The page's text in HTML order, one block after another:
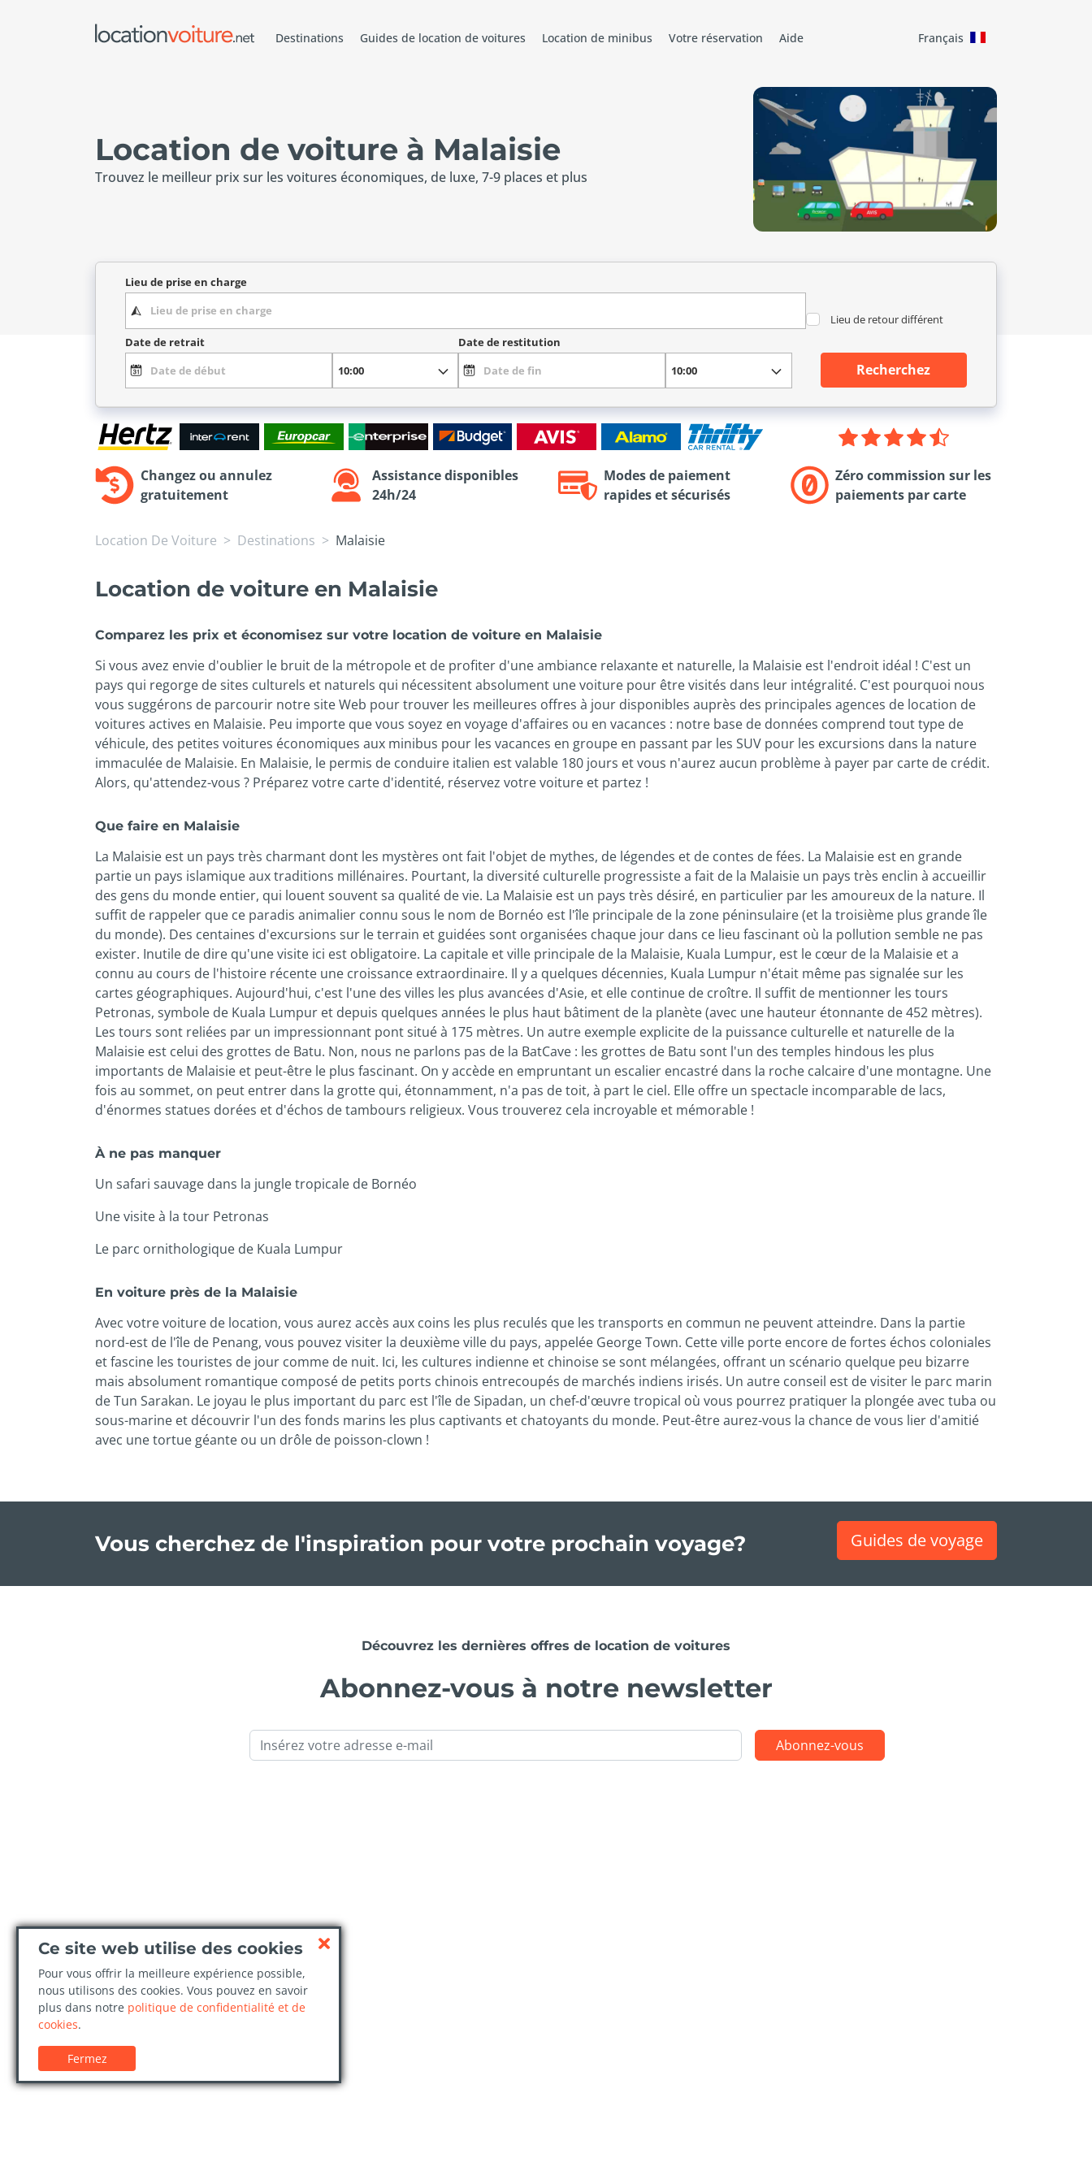
Destinations Guides de location de voitures Location de minibus Votre réservation Aide Français
Location de voiture à Malaisie
Trouvez le meilleur prix sur les voitures économiques, de luxe, 7-9 places et plus
Lieu de prise en charge
Lieu de retour différent
Date de retrait
Date de restitution
Recherchez
Changez ou annulez
gratuitement
Assistance disponibles
24h/24
Modes de paiement
rapides et sécurisés
Zéro commission sur les
paiements par carte
Location De Voiture Destinations Malaisie
Location de voiture en Malaisie
Comparez les prix et économisez sur votre location de voiture en Malaisie
Si vous avez envie d'oublier le bruit de la métropole et de profiter d'une ambiance relaxante et naturelle, la Malaisie est l'endroit idéal ! C'est un
pays qui regorge de sites culturels et naturels qui nécessitent absolument une voiture pour être visités dans leur intégralité. C'est pourquoi nous
vous suggérons de parcourir notre site Web pour trouver les meilleures offres à jour disponibles auprès des principales agences de location de
voitures actives en Malaisie. Peu importe que vous soyez en voyage d'affaires ou en vacances : notre base de données comprend tout type de
véhicule, des petites voitures économiques aux minibus pour les vacances en groupe en passant par les SUV pour les excursions dans la nature
immaculée de Malaisie. En Malaisie, le permis de conduire italien est valable 180 jours et vous n'aurez aucun problème à payer par carte de crédit.
Alors, qu'attendez-vous ? Préparez votre carte d'identité, réservez votre voiture et partez !
Que faire en Malaisie
La Malaisie est un pays très charmant dont les mystères ont fait l'objet de mythes, de légendes et de contes de fées. La Malaisie est en grande
partie un pays islamique aux traditions millénaires. Pourtant, la diversité culturelle progressiste a fait de la Malaisie un pays très enclin à accueillir
des gens du monde entier, qui louent souvent sa qualité de vie. La Malaisie est un pays très désiré, en particulier par les amoureux de la nature. Il
suffit de rappeler que ce paradis animalier connu sous le nom de Bornéo est l'île principale de la zone péninsulaire (et la troisième plus grande île
du monde). Des centaines d'excursions sur le terrain et guidées sont organisées chaque jour dans ce lieu fascinant où la pollution semble ne pas
exister. Inutile de dire qu'une visite ici est obligatoire. La capitale et ville principale de la Malaisie, Kuala Lumpur, est le cœur de la Malaisie et a
connu au cours de l'histoire récente une croissance extraordinaire. Il y a quelques décennies, Kuala Lumpur n'était même pas signalée sur les
cartes géographiques. Aujourd'hui, c'est l'une des villes les plus avancées d'Asie, et elle continue de croître. Il suffit de mentionner les tours
Petronas, symbole de Kuala Lumpur et depuis quelques années le plus haut bâtiment de la planète (avec une hauteur étonnante de 452 mètres).
Les tours sont reliées par un impressionnant pont situé à 175 mètres. Un autre exemple explicite de la puissance culturelle et naturelle de la
Malaisie est celui des grottes de Batu. Non, nous ne parlons pas de la BatCave : les grottes de Batu sont l'un des temples hindous les plus
importants de Malaisie et peut-être le plus fascinant. On y accède en empruntant un escalier encastré dans la roche calcaire d'une montagne. Une
fois au sommet, on peut entrer dans la grotte qui, étonnamment, n'a pas de toit, à part le ciel. Elle offre un spectacle incomparable de lacs,
d'énormes statues dorées et d'échos de tambours religieux. Vous trouverez cela incroyable et mémorable !
À ne pas manquer
Un safari sauvage dans la jungle tropicale de Bornéo
Une visite à la tour Petronas
Le parc ornithologique de Kuala Lumpur
En voiture près de la Malaisie
Avec votre voiture de location, vous aurez accès aux coins les plus reculés que les transports en commun ne peuvent atteindre. Dans la partie
nord-est de l'île de Penang, vous pouvez visiter la deuxième ville du pays, appelée George Town. Cette ville porte encore de fortes échos coloniales
et fascine les touristes de jour comme de nuit. Ici, les cultures indienne et chinoise se sont mélangées, offrant un scénario quelque peu bizarre
mais absolument romantique composé de petits ports chinois entrecoupés de marchés indiens irisés. Un autre conseil est de visiter le parc marin
de Tun Sarakan. Le joyau le plus important du parc est l'île de Sipadan, un chef-d'œuvre tropical où vous pourrez pratiquer la plongée avec tuba ou
sous-marine et découvrir l'un des fonds marins les plus captivants et chatoyants du monde. Peut-être aurez-vous la chance de vous lier d'amitié
avec une tortue géante ou un drôle de poisson-clown !
Vous cherchez de l'inspiration pour votre prochain voyage? Guides de voyage
Découvrez les dernières offres de location de voitures
Abonnez-vous à notre newsletter
Email Abonnez-vous
Ce site web utilise des cookies
Pour vous offrir la meilleure expérience possible,
nous utilisons des cookies. Vous pouvez en savoir
plus dans notre politique de confidentialité et de
cookies.
Fermez